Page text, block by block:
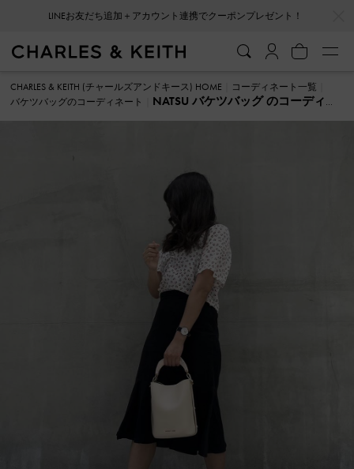
LINEお友だち追加＋アカウント連携でクーポンプレゼント！
CHARLES & KEITH (チャールズアンドキース) HOME
コーディネート一覧
バケツバッグのコーディネート
NATSU バケツバッグ のコーディネ